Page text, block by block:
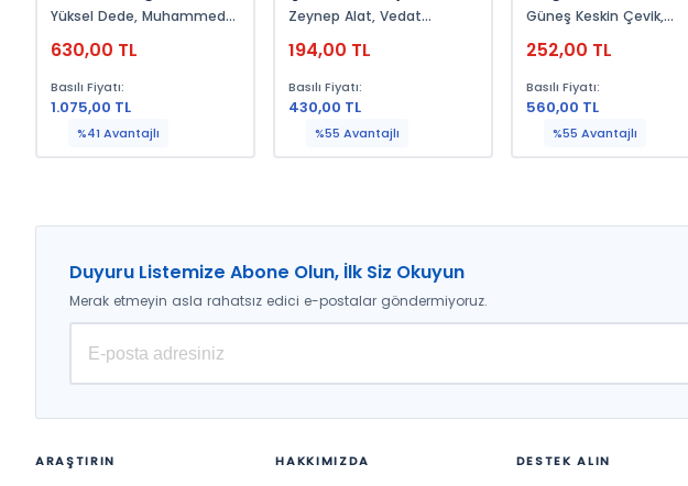
Etkinlikler Ve
Yüksel Dede, Muhammed
Tutak
630,00 TL
Basılı Fiyatı:
1.075,00 TL
%41 Avantajlı
Zeynep Alat, Vedat
Eraslan, Kevser Tozduman
Sema Bengi, Binhan
Koyuncuoğlu, Ayşe Tuba
Şahin, Volkan Şahin, Arif
194,00 TL
Basılı Fiyatı:
430,00 TL
%55 Avantajlı
Etkinliklerle Yer Bilimi
Güneş Keskin Çevik,
252,00 TL
Basılı Fiyatı:
560,00 TL
%55 Avantajlı
Duyuru Listemize Abone Olun, İlk Siz Okuyun
Merak etmeyin asla rahatsız edici e-postalar göndermiyoruz.
ARAŞTIRIN HAKKIMIZDA DESTEK ALIN